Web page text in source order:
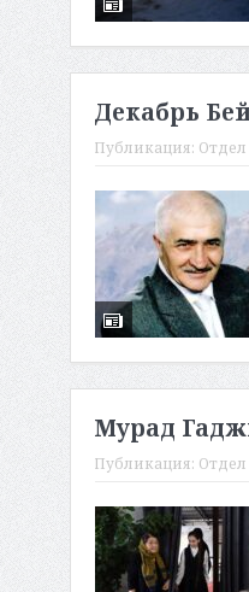
Декабрь
Публикация:
Мурад
Публикация: